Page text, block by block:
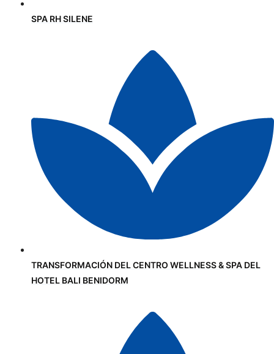
SPA RH SILENE
TRANSFORMACIÓN DEL CENTRO WELLNESS & SPA DEL
HOTEL BALI BENIDORM